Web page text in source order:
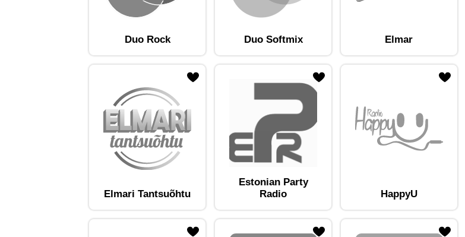
Duo Rock Duo Softmix Elmar
Elmari Tantsuõhtu
Estonian Party
Radio
HappyU
Lisa raadiojaam lemmikute hulkaLisa raadiojaam lemmikute hulkaLisa raadiojaam lemmikute hulka
Lisa raadiojaam lemmikute hulkaLisa raadiojaam lemmikute hulkaLisa raadiojaam lemmikute hulka